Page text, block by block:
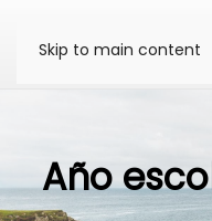
Skip to main content
Año